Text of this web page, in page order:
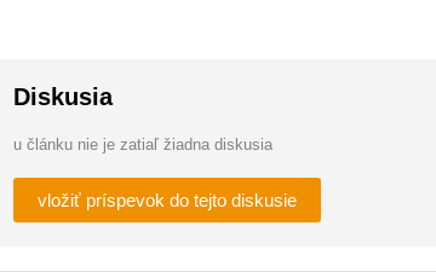
Diskusia
u článku nie je zatiaľ žiadna diskusia
vložiť príspevok do tejto diskusie